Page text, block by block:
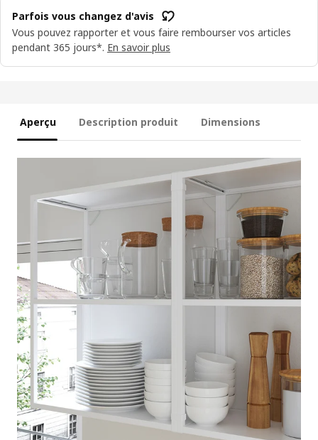
Parfois vous changez d'avis
Vous pouvez rapporter et vous faire rembourser vos articles
pendant 365 jours*. En savoir plus
Aperçu Description produit Dimensions